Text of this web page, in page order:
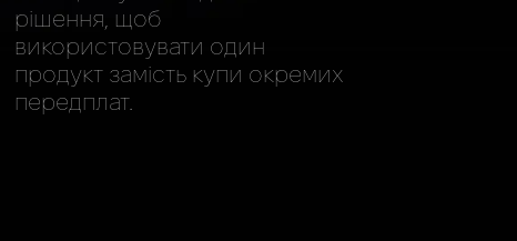
рішення, щоб
використовувати один
продукт замість купи окремих
передплат.